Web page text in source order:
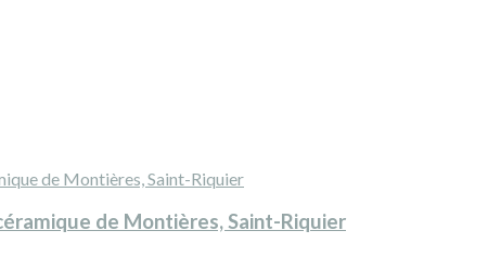
de Montières, Saint-Riquier